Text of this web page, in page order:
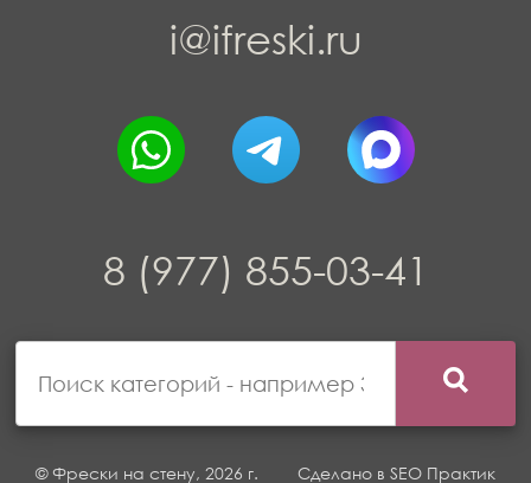
i@ifreski.ru
8 (977) 855-03-41
© Фрески на стену, 2026 г. Сделано вSEO Практик